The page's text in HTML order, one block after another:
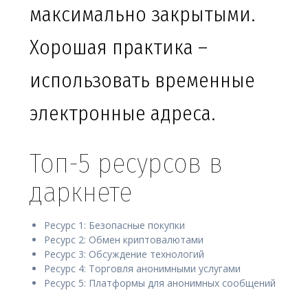
максимально закрытыми.
Хорошая практика –
использовать временные
электронные адреса.
Топ-5 ресурсов в
даркнете
Ресурс 1: Безопасные покупки
Ресурс 2: Обмен криптовалютами
Ресурс 3: Обсуждение технологий
Ресурс 4: Торговля анонимными услугами
Ресурс 5: Платформы для анонимных сообщений